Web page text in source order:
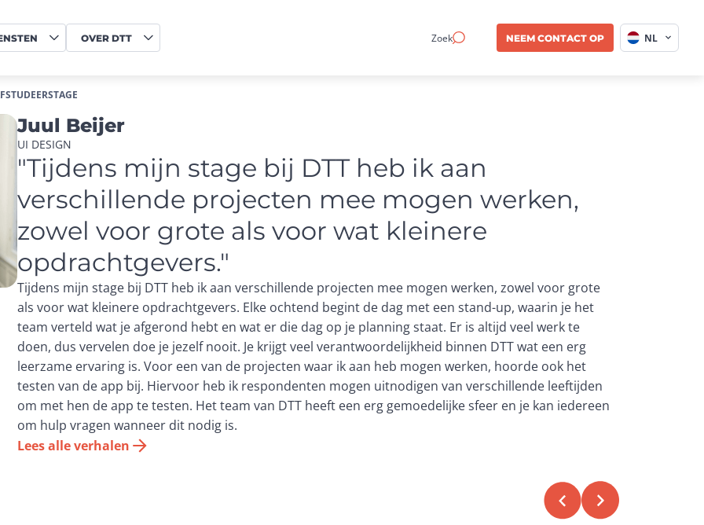
OVER DTT Zoek NEEM CONTACT OP NL
Juul Beijer
UI DESIGN
"Tijdens mijn stage bij DTT heb ik aan
verschillende projecten mee mogen werken,
zowel voor grote als voor wat kleinere
opdrachtgevers."
Tijdens mijn stage bij DTT heb ik aan verschillende projecten mee mogen werken, zowel voor grote
als voor wat kleinere opdrachtgevers. Elke ochtend begint de dag met een stand-up, waarin je het
team verteld wat je afgerond hebt en wat er die dag op je planning staat. Er is altijd veel werk te
doen, dus vervelen doe je jezelf nooit. Je krijgt veel verantwoordelijkheid binnen DTT wat een erg
leerzame ervaring is. Voor een van de projecten waar ik aan heb mogen werken, hoorde ook het
testen van de app bij. Hiervoor heb ik respondenten mogen uitnodigen van verschillende leeftijden
om met hen de app te testen. Het team van DTT heeft een erg gemoedelijke sfeer en je kan iedereen
om hulp vragen wanneer dit nodig is.
Lees alle verhalen